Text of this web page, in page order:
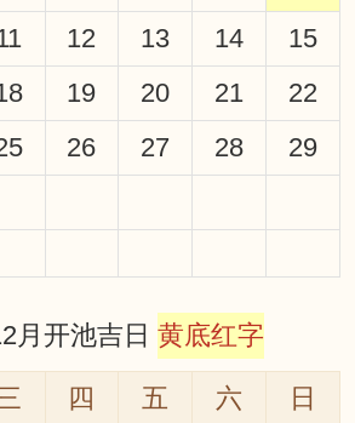
12 13 14
15
19 20 21
22
26 27 28
29
月开池吉日 黄底红字
四 五 六
日